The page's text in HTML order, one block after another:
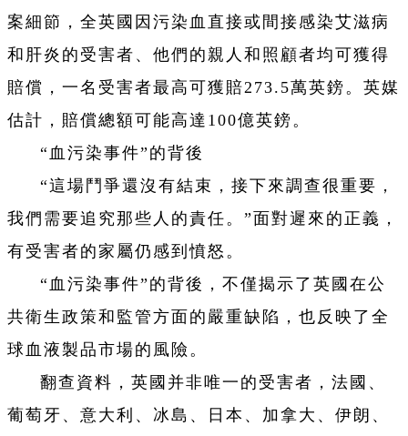
案細節，全英國因污染血直接或間接感染艾滋病
和肝炎的受害者、他們的親人和照顧者均可獲得
賠償，一名受害者最高可獲賠273.5萬英鎊。英媒
估計，賠償總額可能高達100億英鎊。
“血污染事件”的背後
“這場鬥爭還沒有結束，接下來調查很重要，
我們需要追究那些人的責任。”面對遲來的正義，
有受害者的家屬仍感到憤怒。
“血污染事件”的背後，不僅揭示了英國在公
共衛生政策和監管方面的嚴重缺陷，也反映了全
球血液製品市場的風險。
翻查資料，英國并非唯一的受害者，法國、
葡萄牙、意大利、冰島、日本、加拿大、伊朗、